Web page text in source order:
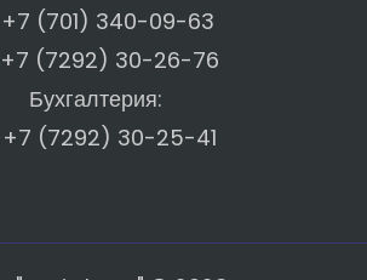
+7 (701) 340-09-63
+7 (7292) 30-26-76
Бухгалтерия:
+7 (7292) 30-25-41